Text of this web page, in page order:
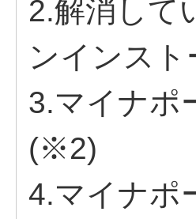
2.解消して
ンインス
3.マイナポ
(※2)
4.マイナポ